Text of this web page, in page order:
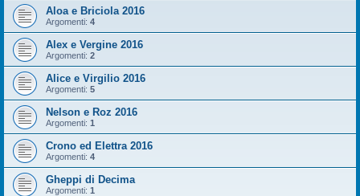
Aloa e Briciola 2016
Argomenti: 4
Alex e Vergine 2016
Argomenti: 2
Alice e Virgilio 2016
Argomenti: 5
Nelson e Roz 2016
Argomenti: 1
Crono ed Elettra 2016
Argomenti: 4
Gheppi di Decima
Argomenti: 1